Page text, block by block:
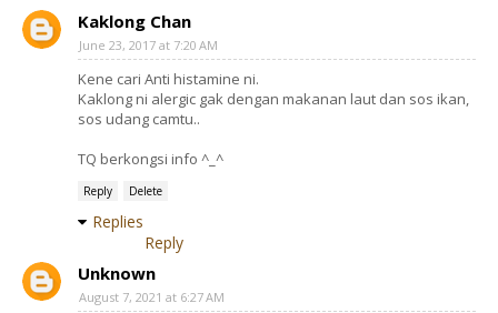
Kaklong Chan
June 23, 2017 at 7:20 AM
Kene cari Anti histamine ni.
Kaklong ni alergic gak dengan makanan laut dan sos ikan,
sos udang camtu..
TQ berkongsi info ^_^
Reply Delete
Replies
Reply
Unknown
August 7, 2021 at 6:27 AM